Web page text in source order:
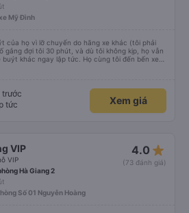
Mỹ Đình
của họ vì lỡ chuyến do hãng xe khác (tôi phải
gắng đợi tôi 30 phút, và dù tôi không kịp, họ vẫn
khác ngay lập tức. Họ cùng tôi đến bến xe
chuyên nghiệp.
trước
tức
Xem giá
VIP
VIP
4.0 star_rate
(73 đánh giá)
Hà Giang 2
Số 01 Nguyễn Hoàng